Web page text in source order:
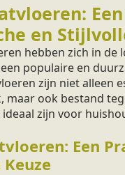
Een
en
hebben zich in de
populaire en
zijn niet alleen
maar ook bestand
zijn voor
Een